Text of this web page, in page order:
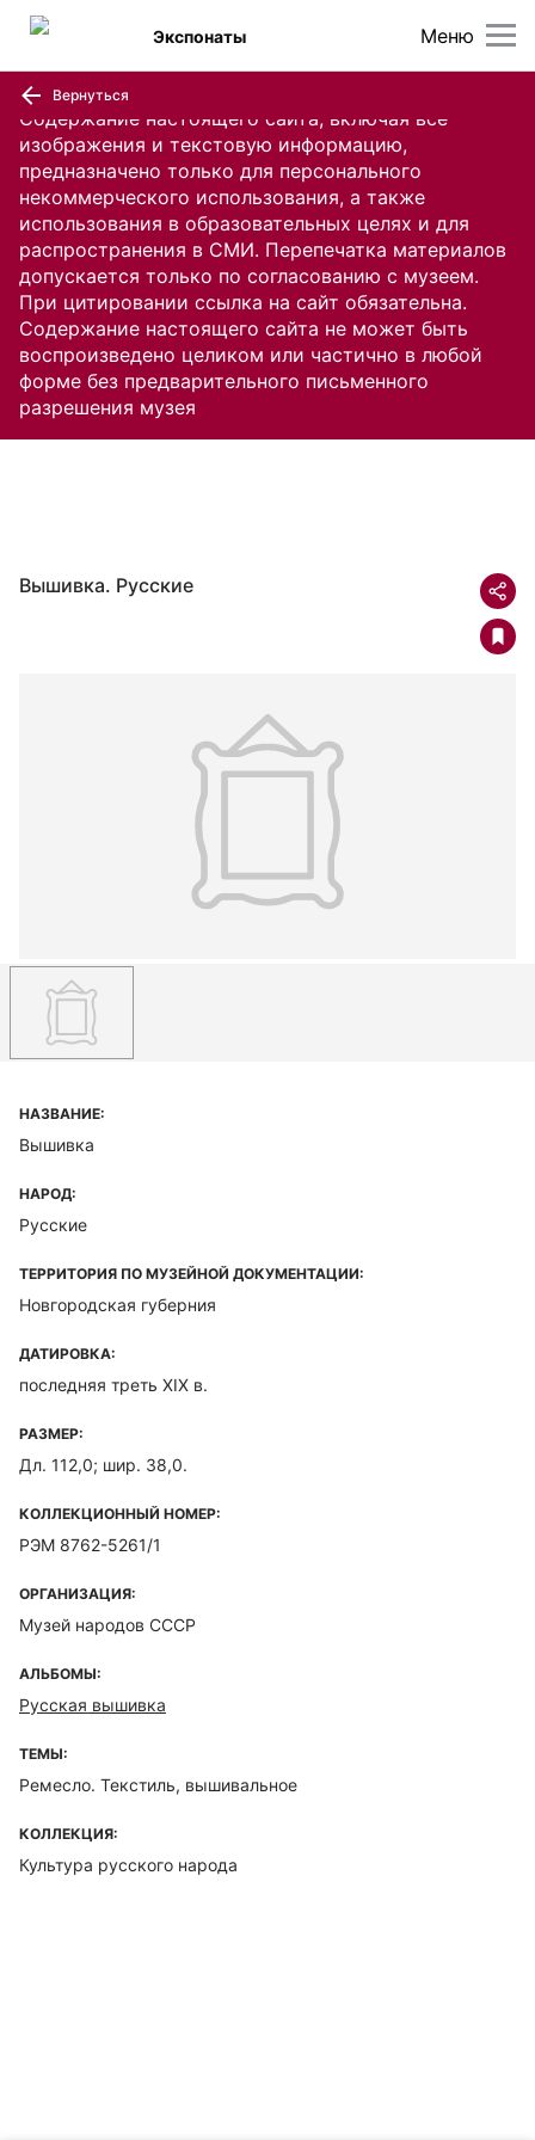
Содержание настоящего сайта, включая все
изображения и текстовую информацию,
предназначено только для персонального
некоммерческого использования, а также
использования в образовательных целях и для
распространения в СМИ. Перепечатка материалов
допускается только по согласованию с музеем.
При цитировании ссылка на сайт обязательна.
Содержание настоящего сайта не может быть
воспроизведено целиком или частично в любой
форме без предварительного письменного
разрешения музея
Меню
Экспонаты
Вернуться
Вышивка. Русские
НАЗВАНИЕ:
Вышивка
НАРОД:
Русские
ТЕРРИТОРИЯ ПО МУЗЕЙНОЙ ДОКУМЕНТАЦИИ:
Новгородская губерния
ДАТИРОВКА:
последняя треть XIX в.
РАЗМЕР:
Дл. 112,0; шир. 38,0.
КОЛЛЕКЦИОННЫЙ НОМЕР:
РЭМ 8762-5261/1
ОРГАНИЗАЦИЯ:
Музей народов СССР
АЛЬБОМЫ:
Русская вышивка
ТЕМЫ:
Ремесло. Текстиль, вышивальное
КОЛЛЕКЦИЯ:
Культура русского народа